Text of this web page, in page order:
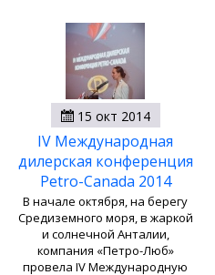
15 окт 2014
IV Международная
дилерская конференция
Petro-Canada 2014
В начале октября, на берегу
Средиземного моря, в жаркой
и солнечной Анталии,
компания «Петро-Люб»
провела IV Международную